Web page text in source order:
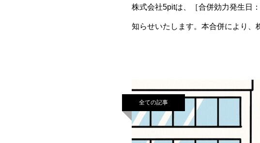
株式会社5pitは、［合併効力発生日
知らせいたします。本合併により、
全ての記事